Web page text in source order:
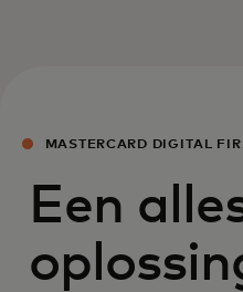
MASTERCARD DIGITAL
Een